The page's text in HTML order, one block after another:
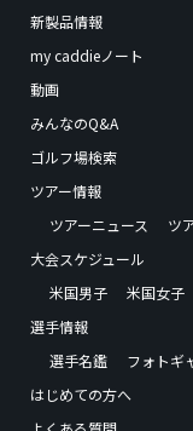
新製品情報
my caddieノート
動画
みんなのQ&A
ゴルフ場検索
ツアー情報
ツアーニュース
ツ
大会スケジュール
米国男子
米国女子
選手情報
選手名鑑
フォトギ
はじめての方へ